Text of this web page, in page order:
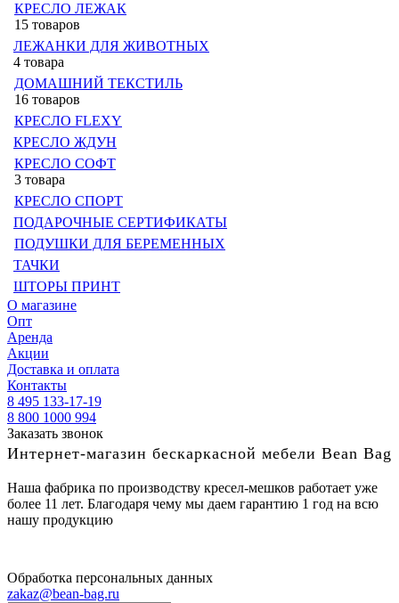
КРЕСЛО ЛЕЖАК
15 товаров
ЛЕЖАНКИ ДЛЯ ЖИВОТНЫХ
4 товара
ДОМАШНИЙ ТЕКСТИЛЬ
16 товаров
КРЕСЛО FLEXY
КРЕСЛО ЖДУН
КРЕСЛО СОФТ
3 товара
КРЕСЛО СПОРТ
ПОДАРОЧНЫЕ СЕРТИФИКАТЫ
ПОДУШКИ ДЛЯ БЕРЕМЕННЫХ
ТАЧКИ
ШТОРЫ ПРИНТ
О магазине
Опт
Аренда
Акции
Доставка и оплата
Контакты
8 495 133-17-19
8 800 1000 994
Заказать звонок
Интернет-магазин бескаркасной мебели Bean Bag
Наша фабрика по производству кресел-мешков работает уже
более 11 лет. Благодаря чему мы даем гарантию 1 год на всю
нашу продукцию
Обработка персональных данных
zakaz@bean-bag.ru